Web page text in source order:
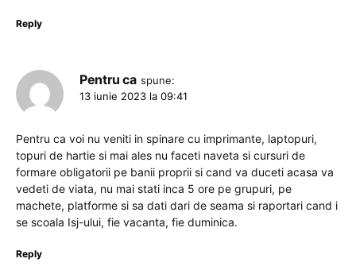
Reply
Pentru ca spune:
13 iunie 2023 la 09:41
Pentru ca voi nu veniti in spinare cu imprimante, laptopuri,
topuri de hartie si mai ales nu faceti naveta si cursuri de
formare obligatorii pe banii proprii si cand va duceti acasa va
vedeti de viata, nu mai stati inca 5 ore pe grupuri, pe
machete, platforme si sa dati dari de seama si raportari cand i
se scoala Isj-ului, fie vacanta, fie duminica.
Reply